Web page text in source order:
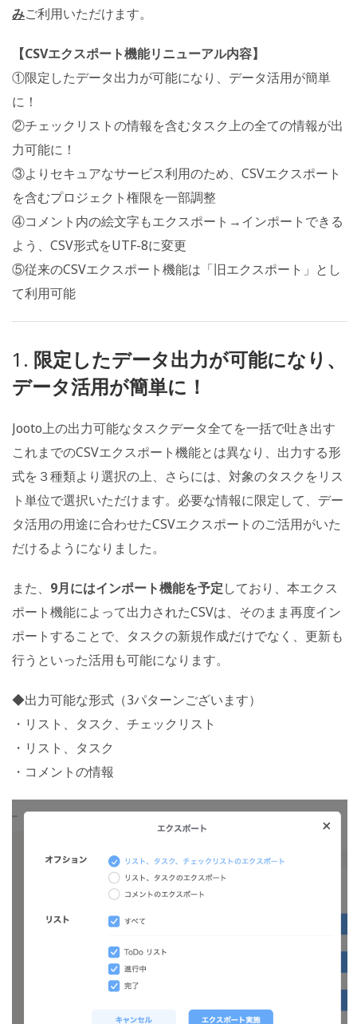
みご利用いただけます。
【CSVエクスポート機能リニューアル内容】
①限定したデータ出力が可能になり、データ活用が簡単
に！
②チェックリストの情報を含むタスク上の全ての情報が出
力可能に！
③よりセキュアなサービス利用のため、CSVエクスポート
を含むプロジェクト権限を一部調整
④コメント内の絵文字もエクスポート→インポートできる
よう、CSV形式をUTF-8に変更
⑤従来のCSVエクスポート機能は「旧エクスポート」とし
て利用可能
1. 限定したデータ出力が可能になり、
データ活用が簡単に！
Jooto上の出力可能なタスクデータ全てを一括で吐き出す
これまでのCSVエクスポート機能とは異なり、出力する形
式を３種類より選択の上、さらには、対象のタスクをリス
ト単位で選択いただけます。必要な情報に限定して、デー
タ活用の用途に合わせたCSVエクスポートのご活用がいた
だけるようになりました。
また、 9月にはインポート機能を予定しており、本エクス
ポート機能によって出力されたCSVは、そのまま再度イン
ポートすることで、タスクの新規作成だけでなく、更新も
行うといった活用も可能になります。
◆出力可能な形式（3パターンございます）
・リスト、タスク、チェックリスト
・リスト、タスク
・コメントの情報